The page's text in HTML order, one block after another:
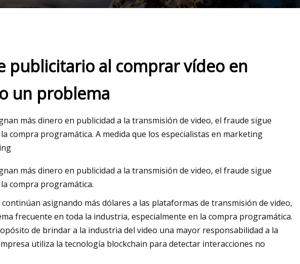
OSB 2023
de la industria
publicitario al comprar vídeo en
un problema
más dinero en publicidad a la transmisión de video, el fraude sigue
compra programática. A medida que los especialistas en marketing
más dinero en publicidad a la transmisión de video, el fraude sigue
compra programática.
asignando más dólares a las plataformas de transmisión de video,
frecuente en toda la industria, especialmente en la compra programática.
de brindar a la industria del video una mayor responsabilidad a la
utiliza la tecnología blockchain para detectar interacciones no